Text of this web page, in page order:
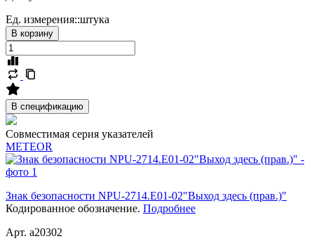
Ед. измерения::штука
В корзину
В спецификацию
Совместимая серия указателей
METEOR
Знак безопасности NPU-2714.E01-02"Выход здесь (прав.)"
Кодированное обозначение. Подробнее
Арт. a20302